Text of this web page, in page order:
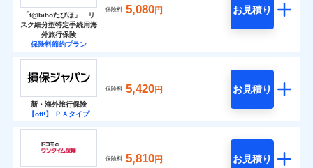
「t@bihoたびほ」 リ
スク細分型特定手続用海
外旅行保険
保険料節約プラン
保険料 5,080円 お見積り
新・海外旅行保険
【off!】 ＰＡタイプ
保険料 5,420円 お見積り
保険料 5,810円 お見積り